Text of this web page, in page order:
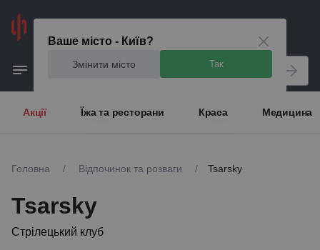
Ваше місто - Київ?
Змінити місто Так
Акції Їжа та ресторани Краса Медицина
Головна / Відпочинок та розваги / Tsarsky
Tsarsky
Стрілецький клуб